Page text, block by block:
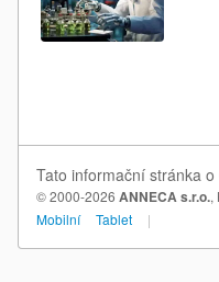
Tato informační stránka o
© 2000-2026 ANNECA s.r.o.,
Mobilní
Tablet |